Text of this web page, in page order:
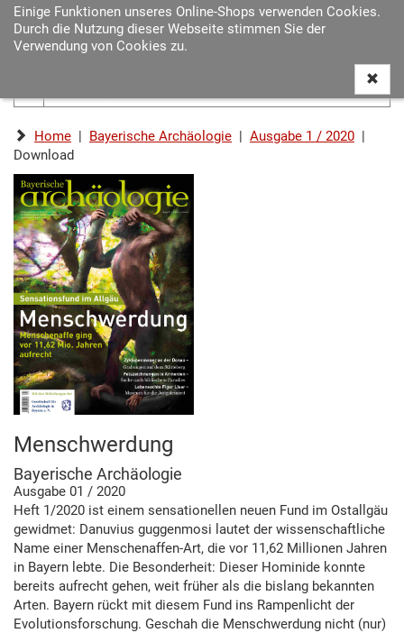
Einige Funktionen unseres Online-Shops verwenden Cookies.
Durch die Nutzung dieser Webseite stimmen Sie der
Verwendung von Cookies zu.
Home | Bayerische Archäologie | Ausgabe 1 / 2020 |
Download
Menschwerdung
Bayerische Archäologie
Ausgabe 01 / 2020
Heft 1/2020 ist einem sensationellen neuen Fund im Ostallgäu
gewidmet: Danuvius guggenmosi lautet der wissenschaftliche
Name einer Menschenaffen-Art, die vor 11,62 Millionen Jahren
in Bayern lebte. Die Besonderheit: Dieser Hominide konnte
bereits aufrecht gehen, weit früher als die bislang bekannten
Arten. Bayern rückt mit diesem Fund ins Rampenlicht der
Evolutionsforschung. Geschah die Menschwerdung nicht (nur)